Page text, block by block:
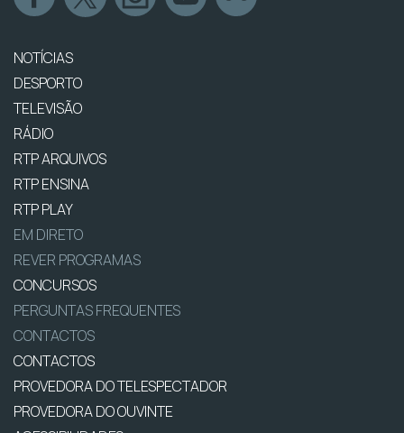
NOTÍCIAS
DESPORTO
TELEVISÃO
RÁDIO
RTP ARQUIVOS
RTP ENSINA
RTP PLAY
EM DIRETO
REVER PROGRAMAS
CONCURSOS
PERGUNTAS FREQUENTES
CONTACTOS
CONTACTOS
PROVEDORA DO TELESPECTADOR
PROVEDORA DO OUVINTE